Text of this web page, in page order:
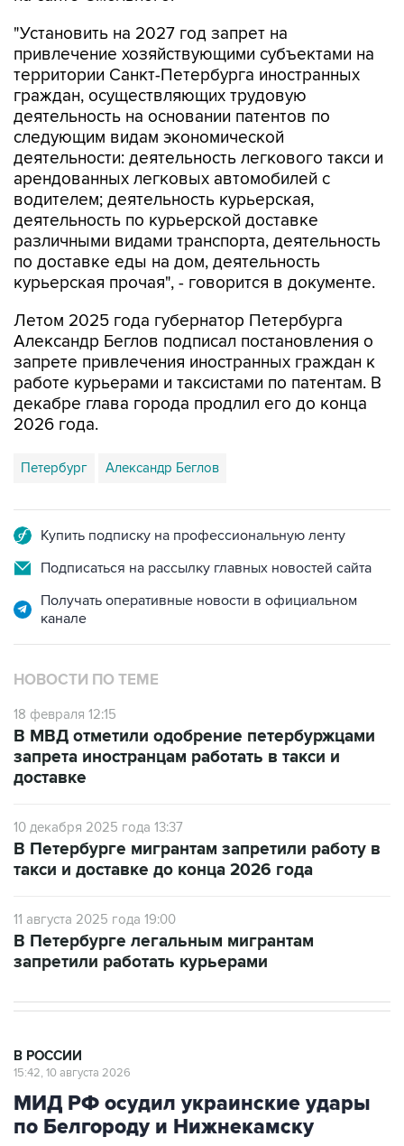
"Установить на 2027 год запрет на
привлечение хозяйствующими субъектами на
территории Санкт-Петербурга иностранных
граждан, осуществляющих трудовую
деятельность на основании патентов по
следующим видам экономической
деятельности: деятельность легкового такси и
арендованных легковых автомобилей с
водителем; деятельность курьерская,
деятельность по курьерской доставке
различными видами транспорта, деятельность
по доставке еды на дом, деятельность
курьерская прочая", - говорится в документе.
Летом 2025 года губернатор Петербурга
Александр Беглов подписал постановления о
запрете привлечения иностранных граждан к
работе курьерами и таксистами по патентам. В
декабре глава города продлил его до конца
2026 года.
Петербург Александр Беглов
Купить подписку на профессиональную ленту
Подписаться на рассылку главных новостей сайта
Получать оперативные новости в официальном
канале
НОВОСТИ ПО ТЕМЕ
18 февраля 12:15
В МВД отметили одобрение петербуржцами
запрета иностранцам работать в такси и
доставке
10 декабря 2025 года 13:37
В Петербурге мигрантам запретили работу в
такси и доставке до конца 2026 года
11 августа 2025 года 19:00
В Петербурге легальным мигрантам
запретили работать курьерами
В РОССИИ
15:42, 10 августа 2026
МИД РФ осудил украинские удары
по Белгороду и Нижнекамску